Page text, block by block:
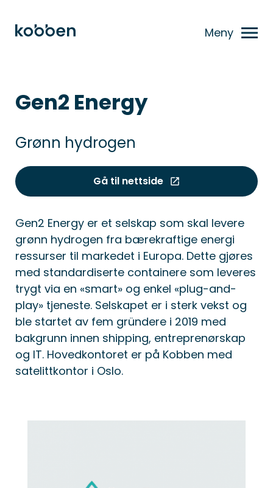
Meny
Gen2 Energy
Grønn hydrogen
Gå til nettside
Gen2 Energy er et selskap som skal levere
grønn hydrogen fra bærekraftige energi
ressurser til markedet i Europa. Dette gjøres
med standardiserte containere som leveres
trygt via en «smart» og enkel «plug-and-
play» tjeneste. Selskapet er i sterk vekst og
ble startet av fem gründere i 2019 med
bakgrunn innen shipping, entreprenørskap
og IT. Hovedkontoret er på Kobben med
satelittkontor i Oslo.